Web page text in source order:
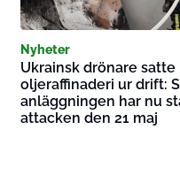
Nyheter
Ukrainsk drönare satte
oljeraffinaderi ur drift:
anläggningen har nu
attacken den 21 maj